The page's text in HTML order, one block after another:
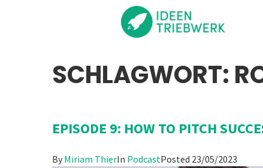
SCHLAGWORT:
EPISODE 9: HOW TO PITCH
By Miriam ThierIn PodcastPosted 23/05/2023